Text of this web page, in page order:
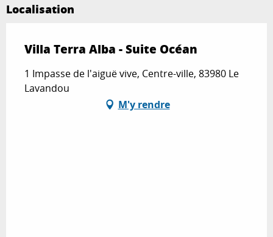
Localisation
Villa Terra Alba - Suite Océan
1 Impasse de l'aiguë vive, Centre-ville, 83980 Le
Lavandou
M'y rendre